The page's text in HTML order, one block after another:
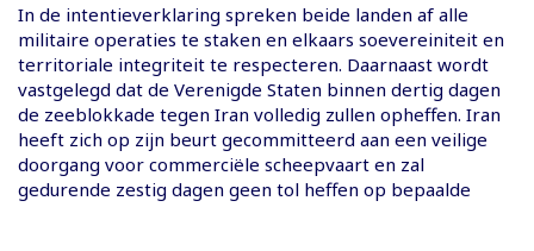
In de intentieverklaring spreken beide landen af alle
militaire operaties te staken en elkaars soevereiniteit en
territoriale integriteit te respecteren. Daarnaast wordt
vastgelegd dat de Verenigde Staten binnen dertig dagen
de zeeblokkade tegen Iran volledig zullen opheffen. Iran
heeft zich op zijn beurt gecommitteerd aan een veilige
doorgang voor commerciële scheepvaart en zal
gedurende zestig dagen geen tol heffen op bepaalde